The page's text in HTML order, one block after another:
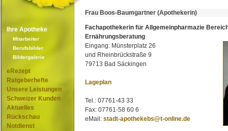
Ihre Apotheke
Mitarbeiter
Berufsbilder
Bildergalerie
eRezept
Ratgeberhefte
Unsere Leistungen
Schweizer Kunden
Aktuelles
Rückschau
Notdienst
Frau Boos-Baumgartner (Apothekerin)
Fachapothekerin für Allgemeinpharmazie
Ernährungsberatung
Eingang: Münsterplatz 26
und Rheinbrückstraße 9
79713 Bad Säckingen
Lageplan
Tel.: 07761-43 33
Fax: 07761-58 60 6
eMail: stadt-apothekebs@t-online.de